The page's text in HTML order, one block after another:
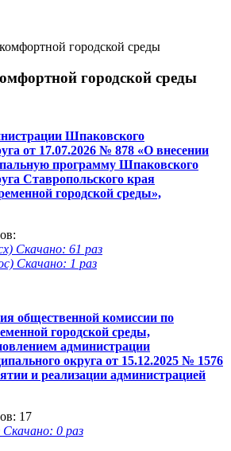
городской среды
городской среды
Шпаковского
от 17.07.2026 № 878 «О внесении
программу Шпаковского
Ставропольского края
городской среды»,
Скачано: 61 раз
Скачано: 1 раз
общественной комиссии по
городской среды,
администрации
округа от 15.12.2025 № 1576
и реализации администрацией
17
0 раз